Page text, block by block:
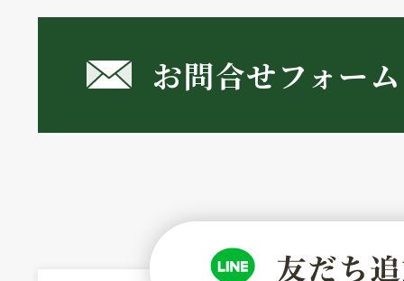
お問合せフォー